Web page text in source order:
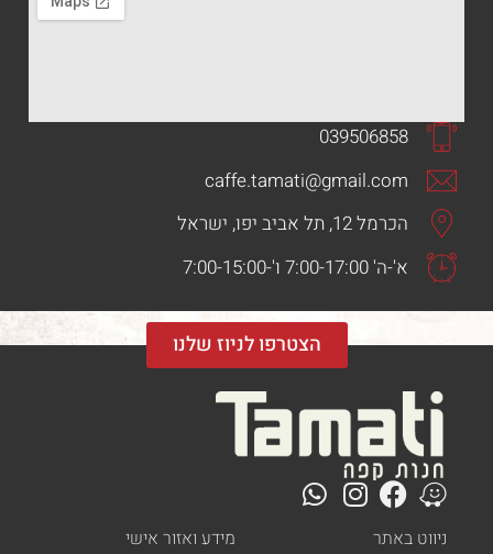
039506858
caffe.tamati@gmail.com
הכרמל 12, תל אביב יפו, ישראל
א'-ה' 7:00-17:00 ו'-7:00-15:00
הצטרפו לניוז שלנו
באתר מידע ואזור אישי